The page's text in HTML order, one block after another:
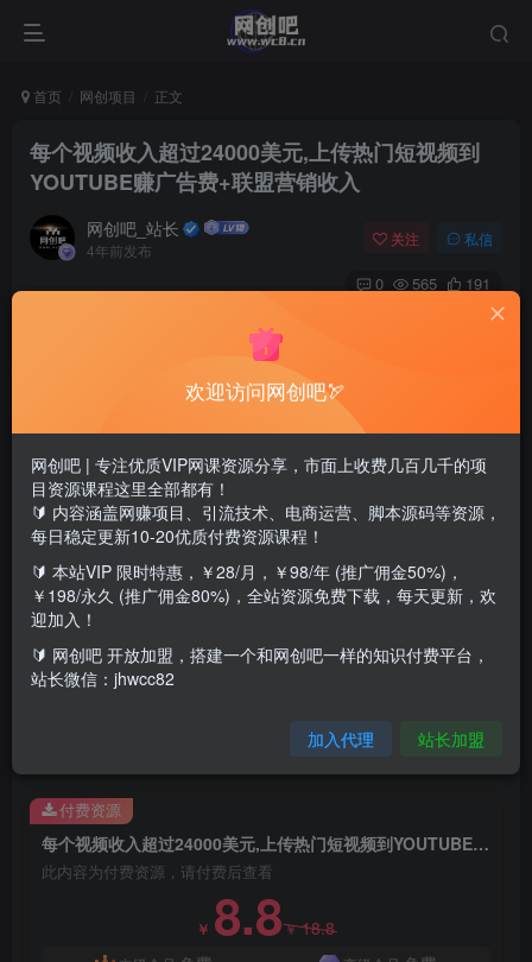
首页 网创项目 正文
每个视频收入超过24000美元,上传热门短视频到
YOUTUBE赚广告费+联盟营销收入
网创吧_站长
4年前发布
关注 私信
0 565 191
钱的方法为GOOGLEADSENSE广告和CLICKBANK联盟营
销产品推广，操作简单，欢迎观看,留言，转发！
无需自己录制视频，只需下载，编辑，上传即可开始赚钱｜
每个视频收入超过24000美元,上传热门短视频到YOUTUBE赚广告费+联盟营销收入
此内容为付费资源，请付费后查看
￥ 8.8￥18.8
付费资源
欢迎访问网创吧🏹
网创吧 | 专注优质VIP网课资源分享，市面上收费几百几千的项
目资源课程这里全部都有！
🔰 内容涵盖网赚项目、引流技术、电商运营、脚本源码等资源，
每日稳定更新10-20优质付费资源课程！
🔰 本站VIP 限时特惠，￥28/月，￥98/年 (推广佣金50%)，
￥198/永久 (推广佣金80%)，全站资源免费下载，每天更新，欢
迎加入！
🔰 网创吧 开放加盟，搭建一个和网创吧一样的知识付费平台，
站长微信：jhwcc82
加入代理 站长加盟